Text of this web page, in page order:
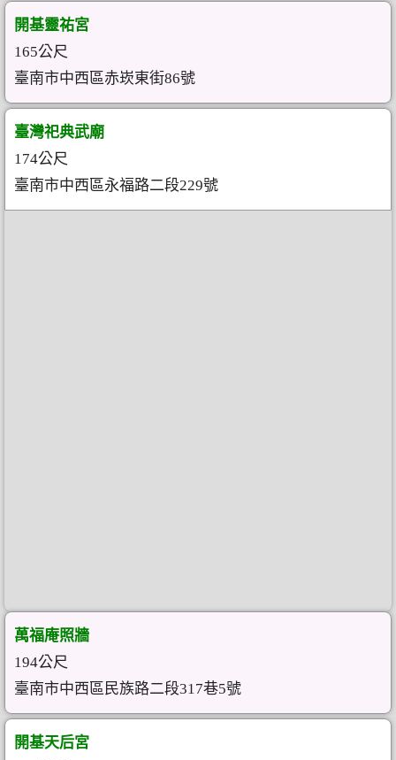
開基靈祐宮
165公尺
臺南市中西區赤崁東街86號
臺灣祀典武廟
174公尺
臺南市中西區永福路二段229號
萬福庵照牆
194公尺
臺南市中西區民族路二段317巷5號
開基天后宮